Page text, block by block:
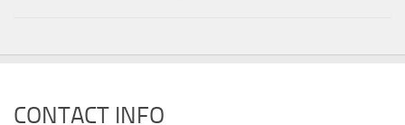
CONTACT INFO